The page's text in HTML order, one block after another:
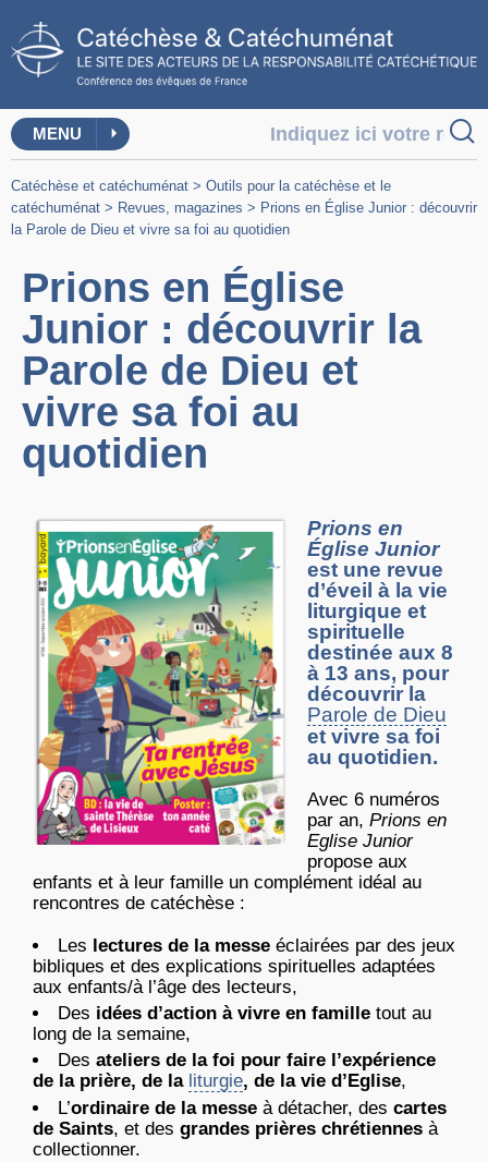
MENU
Catéchèse et catéchuménat > Outils pour la catéchèse et le
catéchuménat > Revues, magazines > Prions en Église Junior : découvrir
la Parole de Dieu et vivre sa foi au quotidien
Prions en Église
Junior : découvrir la
Parole de Dieu et
vivre sa foi au
quotidien
Prions en
Église Junior
est une revue
d’éveil à la vie
liturgique et
spirituelle
destinée aux 8
à 13 ans, pour
découvrir la
Parole de Dieu
et vivre sa foi
au quotidien.
Avec 6 numéros
par an, Prions en
Eglise Junior
propose aux
enfants et à leur famille un complément idéal au
rencontres de catéchèse :
Les lectures de la messe éclairées par des jeux
bibliques et des explications spirituelles adaptées
aux enfants/à l’âge des lecteurs,
Des idées d’action à vivre en famille tout au
long de la semaine,
Des ateliers de la foi pour faire l’expérience
de la prière, de la liturgie, de la vie d’Eglise,
L’ordinaire de la messe à détacher, des cartes
de Saints, et des grandes prières chrétiennes à
collectionner.